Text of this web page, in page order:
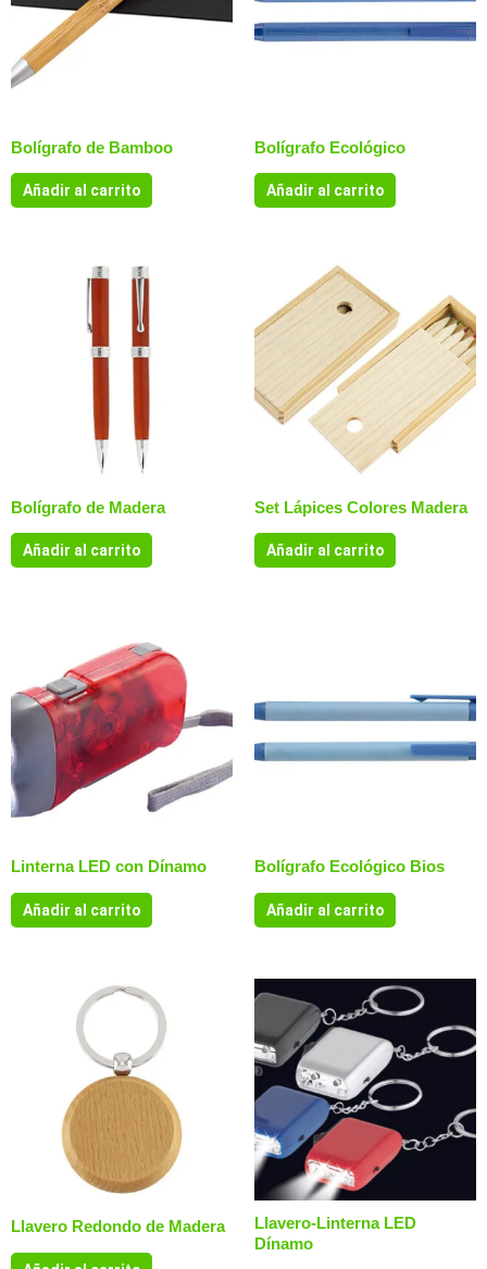
Bolígrafo de Bamboo
Añadir al carrito
Bolígrafo Ecológico
Añadir al carrito
Bolígrafo de Madera
Añadir al carrito
Set Lápices Colores Madera
Añadir al carrito
Linterna LED con Dínamo
Añadir al carrito
Bolígrafo Ecológico Bios
Añadir al carrito
Llavero Redondo de Madera
Llavero-Linterna LED
Dínamo